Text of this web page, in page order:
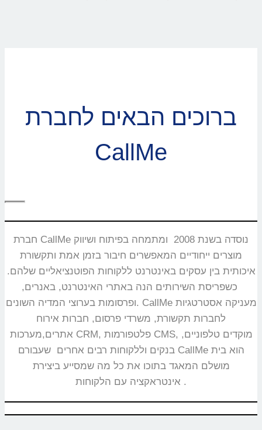
ברוכים הבאים לחברת
CallMe
חברת CallMe נוסדה בשנת 2008 ומתמחה בפיתוח ושיווק
מוצרים ייחודיים המאפשרים חיבור בזמן אמת ותקשורת
איכותית בין עסקים באינטרנט ללקוחות הפוטנציאליים שלהם.
כשפריסת השירותים הנה באתרי האינטרנט, באנרים,
ופרסומות בערוצי המדיה השונים. CallMe מעניקה אסטרטגיות
לחברות תקשורת, משרדי פרסום, חברות אירוח
אתרים,מערכות CRM, פלטפורמות CMS, מוקדים טלפוניים,
בנקים וללקוחות רבים אחרים שעבורם CallMe הוא בית
מושלם המאגד בתוכו את כל מה שמסייע ביצירת
אינטראקציה עם הלקוחות.